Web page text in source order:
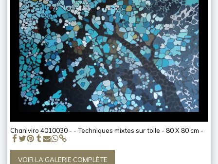
Chaniviro 4010030 - - Techniques mixtes sur toile - 80 X 80 cm -
VOIR LA GALERIE COMPLÈTE